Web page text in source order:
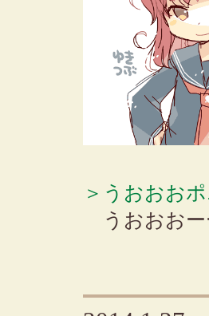
＞うおおお
うおおおー